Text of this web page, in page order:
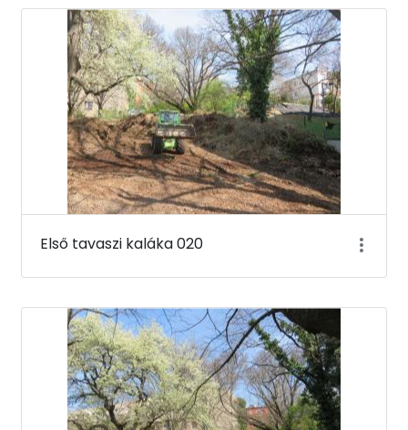
Első tavaszi kaláka 020